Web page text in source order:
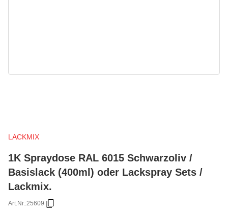
LACKMIX
1K Spraydose RAL 6015 Schwarzoliv /
Basislack (400ml) oder Lackspray Sets /
Lackmix.
Art.Nr.:25609